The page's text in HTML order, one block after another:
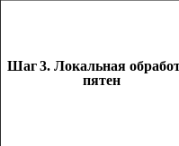
Шаг 3. Локальная
пятен